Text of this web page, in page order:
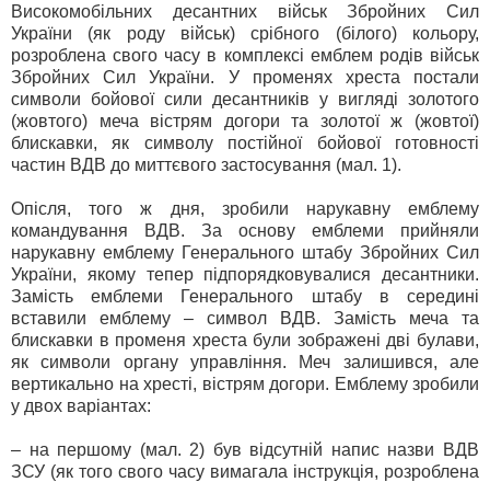
Високомобільних десантних військ Збройних Сил
України (як роду військ) срібного (білого) кольору,
розроблена свого часу в комплексі емблем родів військ
Збройних Сил України. У променях хреста постали
символи бойової сили десантників у вигляді золотого
(жовтого) меча вістрям догори та золотої ж (жовтої)
блискавки, як символу постійної бойової готовності
частин ВДВ до миттєвого застосування (мал. 1).
Опісля, того ж дня, зробили нарукавну емблему
командування ВДВ. За основу емблеми прийняли
нарукавну емблему Генерального штабу Збройних Сил
України, якому тепер підпорядковувалися десантники.
Замість емблеми Генерального штабу в середині
вставили емблему – символ ВДВ. Замість меча та
блискавки в променя хреста були зображені дві булави,
як символи органу управління. Меч залишився, але
вертикально на хресті, вістрям догори. Емблему зробили
у двох варіантах:
– на першому (мал. 2) був відсутній напис назви ВДВ
ЗСУ (як того свого часу вимагала інструкція, розроблена